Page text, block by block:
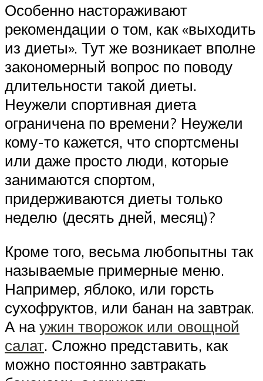
Особенно настораживают
рекомендации о том, как «выходить
из диеты». Тут же возникает вполне
закономерный вопрос по поводу
длительности такой диеты.
Неужели спортивная диета
ограничена по времени? Неужели
кому-то кажется, что спортсмены
или даже просто люди, которые
занимаются спортом,
придерживаются диеты только
неделю (десять дней, месяц)?
Кроме того, весьма любопытны так
называемые примерные меню.
Например, яблоко, или горсть
сухофруктов, или банан на завтрак.
А наужин творожок или овощной
салат. Сложно представить, как
можно постоянно завтракать